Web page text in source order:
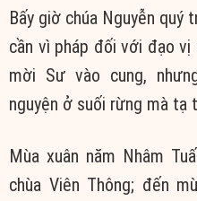
Bấy giờ chúa Nguyễn
cần vì pháp đối với đạo vị
mời Sư vào cung,
nguyện ở suối rừng mà tạ
Mùa xuân năm Nhâm
chùa Viên Thông; đến